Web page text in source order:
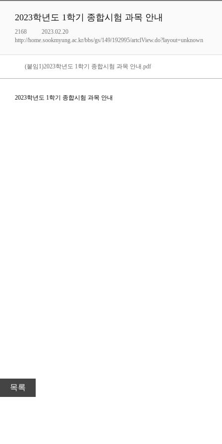
2023학년도 1학기 종합시험 과목 안내
2168
2023.02.20
http://home.sookmyung.ac.kr/bbs/gs/149/192995/artclView.do?layout=unknown
(붙임1)2023학년도 1학기 종합시험 과목 안내.pdf
2023학년도 1학기 종합시험 과목 안내